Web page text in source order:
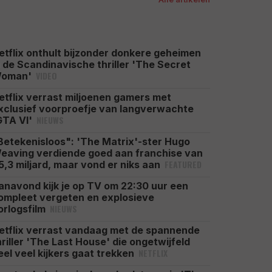
onthult bijzonder donkere geheimen
de Scandinavische thriller 'The Secret
verrast miljoenen gamers met
voorproefje van langverwachte
VI'
'The Matrix'-ster Hugo
verdiende goed aan franchise van
miljard, maar vond er niks aan
kijk je op TV om 22:30 uur een
vergeten en explosieve
verrast vandaag met de spannende
'The Last House' die ongetwijfeld
veel kijkers gaat trekken